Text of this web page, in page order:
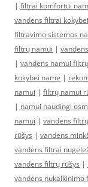
| filtrai komfortui
vandens filtrai kokybei
filtravimo sistemos
filtrų namui |
| vandens namui
kokybei name |
namui | filtrų namui
| namui naudingi
namui | vandens
rūšys | vandens
vandens filtrai
vandens filtrų rūšys |
vandens nukalkinimo